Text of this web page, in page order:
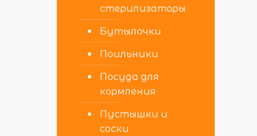
стерилизаторы
Бутылочки
Поильники
Посуда для
кормления
Пустышки и
соски